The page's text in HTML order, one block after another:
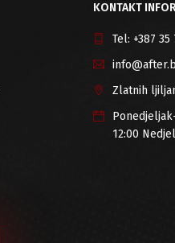
KONTAKT
Tel: +387 35
Zlatnih
12:00